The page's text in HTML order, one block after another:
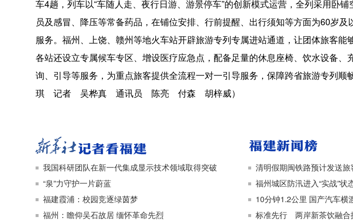
车4趟，列车以“车随人走、夜行日游、游景停车”的创新模式运营，全列采用卧
员及感冒、降压等常备药品，在铺位安排、行前提醒、出行须知等方面为60岁
服务。福州、上饶、赣州等地火车站开辟旅游专列专属进站通道，让团体旅客能
各站还设立专属候车专区、增设医疗应急点，配备足量的休息座椅、饮水设备、
询、引导等服务，为重点旅客提供全流程一对一引导服务，保障跨省旅游专列
琪 记者 吴桦真 通讯员 陈亮 付森 胡梓威）
我国科研团队在新一代集成显示技术领域取得突破
“泉”力守护一片蔚蓝
福建霞浦：校园竞逐绿茵梦
福州：瞻仰吴石故居 缅怀革命先烈
清明假期闽铁路预计发送
福州城区防汛进入“实战”状
10分钟1.2公里 国产汽车横
标准先行 两岸新茶饮融合